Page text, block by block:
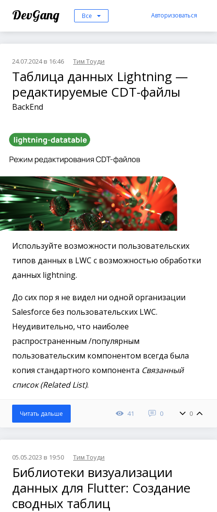
DevGang Все Авторизоваться
24.07.2024 в 16:46 Тим Тоуди
Таблица данных Lightning —
редактируемые CDT-файлы
BackEnd
Используйте возможности пользовательских
типов данных в LWC с возможностью обработки
данных lightning.
До сих пор я не видел ни одной организации
Salesforce без пользовательских LWC.
Неудивительно, что наиболее
распространенным /популярным
пользовательским компонентом всегда была
копия стандартного компонента Связанный
список (Related List).
41 0 0
Читать дальше
05.05.2023 в 19:50 Тим Тоуди
Библиотеки визуализации
данных для Flutter: Создание
сводных таблиц